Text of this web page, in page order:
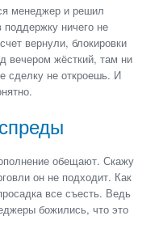
менеджер и решил
ничего не
вернули, блокировки
вечером жёсткий, там ни
сделку не откроешь. И
обещают. Скажу
он не подходит. Как
все съесть. Ведь
божились, что это